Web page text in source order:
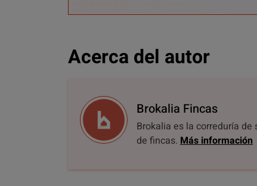
Acerca del autor
Brokalia Fincas
Brokalia es la correduría
de fincas. Más información